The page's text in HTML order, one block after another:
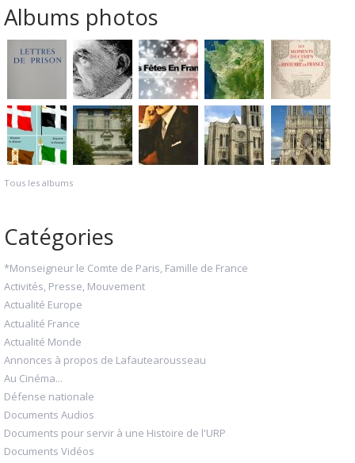
Albums photos
Tous les albums
Catégories
*Monseigneur le Comte de Paris, Famille de France
Activités, Presse, Mouvement
Actualité Europe
Actualité France
Actualité Monde
Annonces à propos de Lafautearousseau
Au Cinéma...
Défense nationale
Documents Audios
Documents pour servir à une Histoire de l'URP
Documents Vidéos